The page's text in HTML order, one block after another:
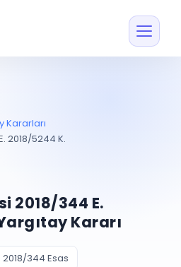
Müvekkil ve taraf
Vekalet
Giriş Yap
Kararları
2018/5244 K.
2018/344 E.
Kararı
2018/344 Esas